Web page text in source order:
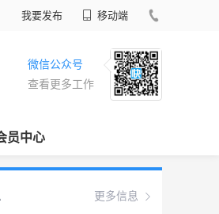
我要发布 移动端
微信公众号
查看更多工作
员中心
更多信息